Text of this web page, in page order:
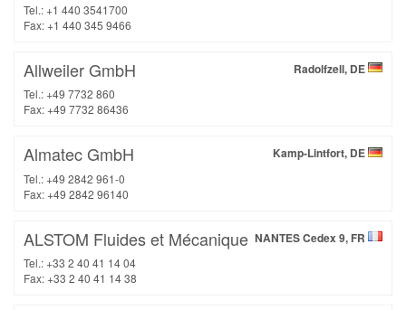
Tel.: +1 440 3541700
Fax: +1 440 345 9466
Radolfzell, DE
Allweiler GmbH
Tel.: +49 7732 860
Fax: +49 7732 86436
Kamp-Lintfort, DE
Almatec GmbH
Tel.: +49 2842 961-0
Fax: +49 2842 96140
NANTES Cedex 9, FR
ALSTOM Fluides et Mécanique
Tel.: +33 2 40 41 14 04
Fax: +33 2 40 41 14 38